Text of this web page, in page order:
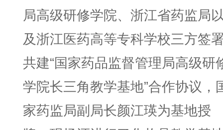
局高级研修学院、浙江省药监局
及浙江医药高等专科学校三方签
共建“国家药品监督管理局高级研
学院长三角教学基地”合作协议，
家药监局副局长颜江瑛为基地授